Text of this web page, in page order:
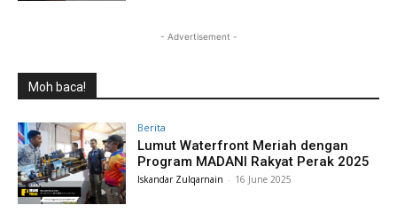
- Advertisement -
Moh baca!
Berita
Lumut Waterfront Meriah dengan
Program MADANI Rakyat Perak 2025
Iskandar Zulqarnain - 16 June 2025